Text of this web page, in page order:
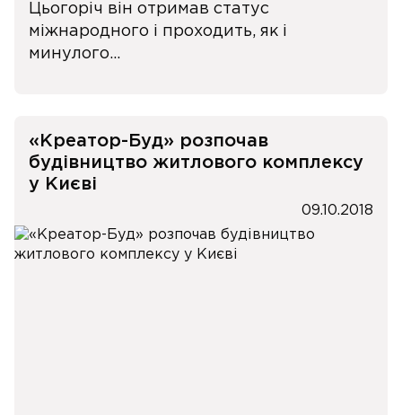
Цьогоріч він отримав статус
міжнародного і проходить, як і
минулого...
«Креатор-Буд» розпочав
будівництво житлового комплексу
у Києві
09.10.2018